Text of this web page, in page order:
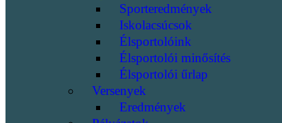
Sporteredmények
Iskolacsúcsok
Élsportolóink
Élsportolói minősítés
Élsportolói űrlap
Versenyek
Eredmények